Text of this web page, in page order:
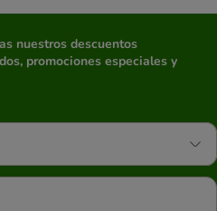
nuestros descuentos
promociones especiales y